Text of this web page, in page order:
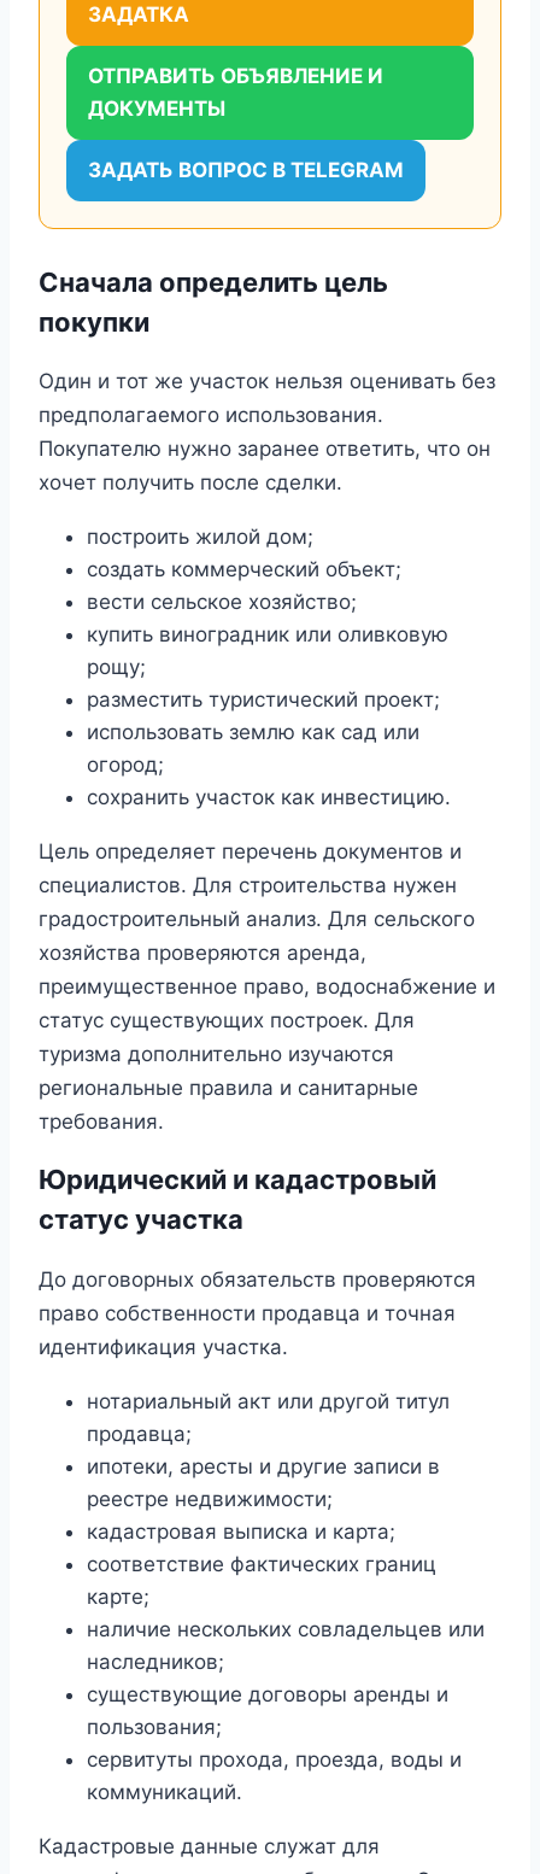
ЗАДАТКА
ОТПРАВИТЬ ОБЪЯВЛЕНИЕ И
ДОКУМЕНТЫ
ЗАДАТЬ ВОПРОС В TELEGRAM
Сначала определить цель
покупки
Один и тот же участок нельзя оценивать без
предполагаемого использования.
Покупателю нужно заранее ответить, что он
хочет получить после сделки.
построить жилой дом;
создать коммерческий объект;
вести сельское хозяйство;
купить виноградник или оливковую
рощу;
разместить туристический проект;
использовать землю как сад или
огород;
сохранить участок как инвестицию.
Цель определяет перечень документов и
специалистов. Для строительства нужен
градостроительный анализ. Для сельского
хозяйства проверяются аренда,
преимущественное право, водоснабжение и
статус существующих построек. Для
туризма дополнительно изучаются
региональные правила и санитарные
требования.
Юридический и кадастровый
статус участка
До договорных обязательств проверяются
право собственности продавца и точная
идентификация участка.
нотариальный акт или другой титул
продавца;
ипотеки, аресты и другие записи в
реестре недвижимости;
кадастровая выписка и карта;
соответствие фактических границ
карте;
наличие нескольких совладельцев или
наследников;
существующие договоры аренды и
пользования;
сервитуты прохода, проезда, воды и
коммуникаций.
Кадастровые данные служат для